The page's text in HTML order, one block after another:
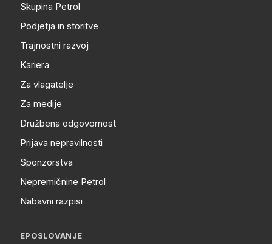
Skupina Petrol
Podjetja in storitve
Trajnostni razvoj
Kariera
Za vlagatelje
Za medije
Družbena odgovornost
Prijava nepravilnosti
Sponzorstva
Nepremičnine Petrol
Nabavni razpisi
EPOSLOVANJE